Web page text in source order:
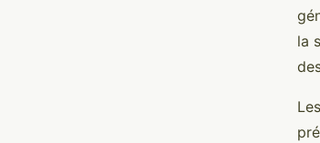
la